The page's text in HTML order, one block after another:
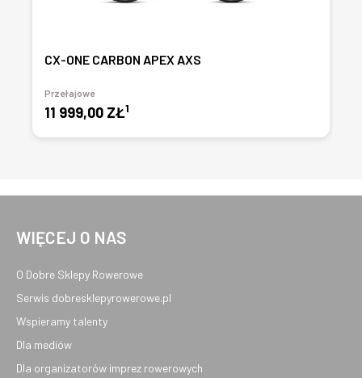
CX-ONE CARBON APEX AXS
Przełajowe
11 999,00 ZŁ1
WIĘCEJ O NAS
O Dobre Sklepy Rowerowe
Serwis dobresklepyrowerowe.pl
Wspieramy talenty
Dla mediów
Dla organizatorów imprez rowerowych